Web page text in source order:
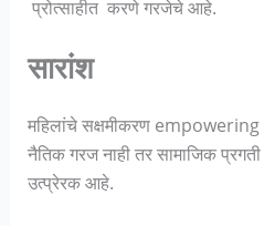
प्रोत्साहीत करणे गरजेचे आहे.
सारांश
महिलांचे सक्षमीकरण
नैतिक गरज नाही तर सामाजिक
उत्प्रेरक आहे.